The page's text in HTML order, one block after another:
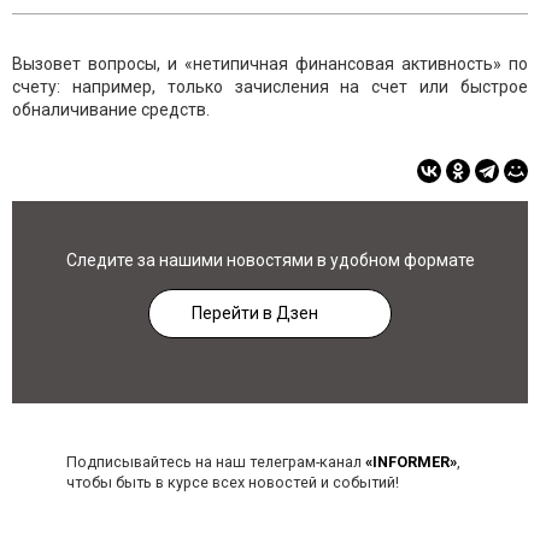
Вызовет вопросы, и «нетипичная финансовая активность» по
счету: например, только зачисления на счет или быстрое
обналичивание средств.
Следите за нашими новостями в удобном формате
Перейти в Дзен
Подписывайтесь на наш телеграм-канал «INFORMER»,
чтобы быть в курсе всех новостей и событий!